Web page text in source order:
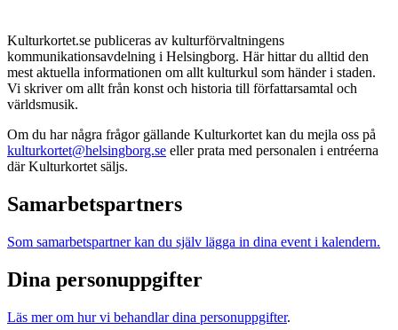
Kulturkortet.se publiceras av kulturförvaltningens
kommunikationsavdelning i Helsingborg. Här hittar du alltid den
mest aktuella informationen om allt kulturkul som händer i staden.
Vi skriver om allt från konst och historia till författarsamtal och
världsmusik.
Om du har några frågor gällande Kulturkortet kan du mejla oss på
kulturkortet@helsingborg.se eller prata med personalen i entréerna
där Kulturkortet säljs.
Samarbetspartners
Som samarbetspartner kan du själv lägga in dina event i kalendern.
Dina personuppgifter
Läs mer om hur vi behandlar dina personuppgifter.